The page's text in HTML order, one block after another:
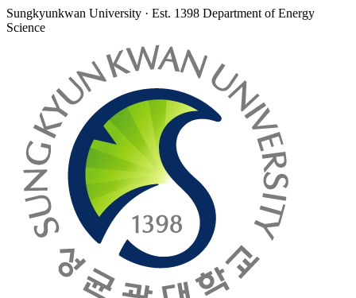
Sungkyunkwan University · Est. 1398 Department of Energy
Science